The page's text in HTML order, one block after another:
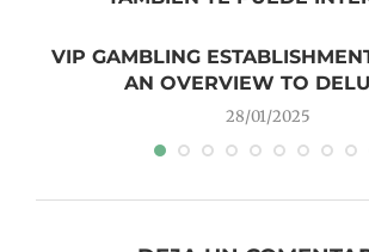
VIP GAMBLING
AN OVERVIEW TO
28/01/2025